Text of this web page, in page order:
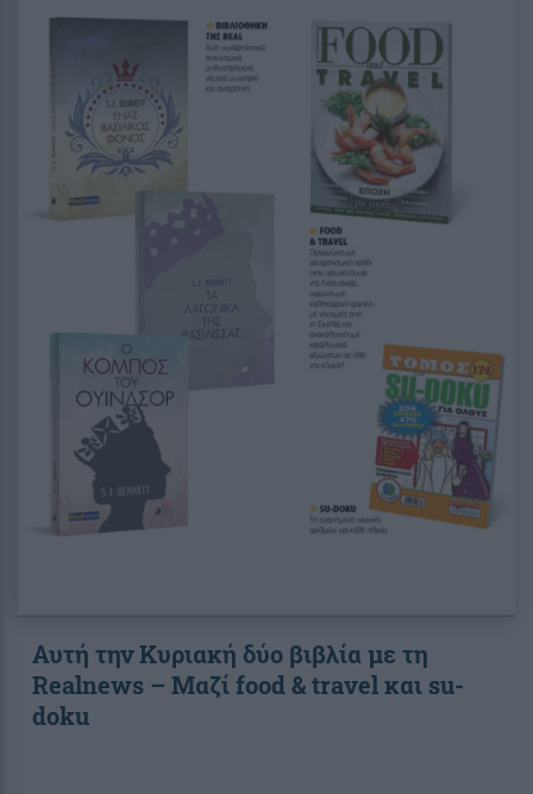
Αυτή την Κυριακή δύο βιβλία με τη
Realnews – Μαζί food & travel και su-
doku